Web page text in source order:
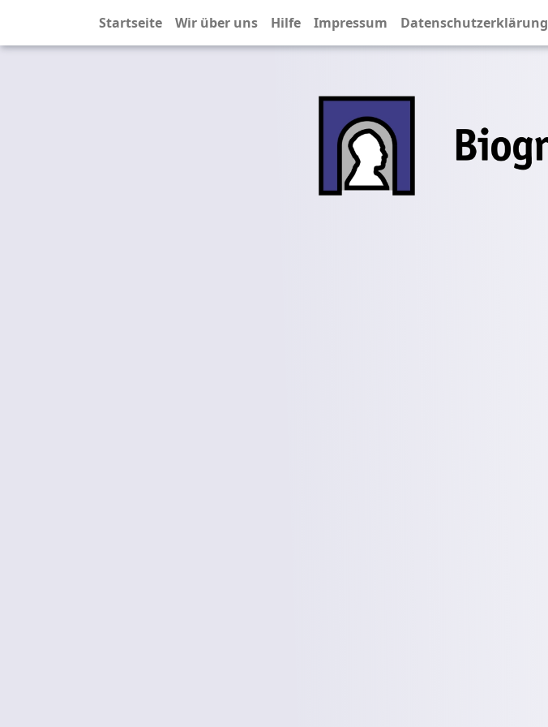
Startseite Wir über uns Hilfe Impressum Datenschutzerklärung